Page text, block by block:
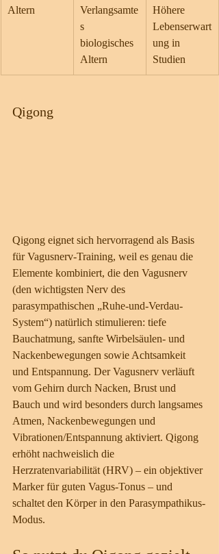
Altern
Verlangsamte
s
biologisches
Altern
Höhere
Lebenserwart
ung in
Studien
Qigong
Qigong eignet sich hervorragend als Basis
für Vagusnerv-Training, weil es genau die
Elemente kombiniert, die den Vagusnerv
(den wichtigsten Nerv des
parasympathischen „Ruhe-und-Verdau-
System“) natürlich stimulieren: tiefe
Bauchatmung, sanfte Wirbelsäulen- und
Nackenbewegungen sowie Achtsamkeit
und Entspannung. Der Vagusnerv verläuft
vom Gehirn durch Nacken, Brust und
Bauch und wird besonders durch langsames
Atmen, Nackenbewegungen und
Vibrationen/Entspannung aktiviert. Qigong
erhöht nachweislich die
Herzratenvariabilität (HRV) – ein objektiver
Marker für guten Vagus-Tonus – und
schaltet den Körper in den Parasympathikus-
Modus.